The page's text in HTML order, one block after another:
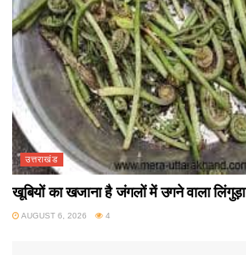
उत्तराखंड
खूबियों का खजाना है जंगलों में उगने वाला लिंगुड़ा
AUGUST 6, 2026 4